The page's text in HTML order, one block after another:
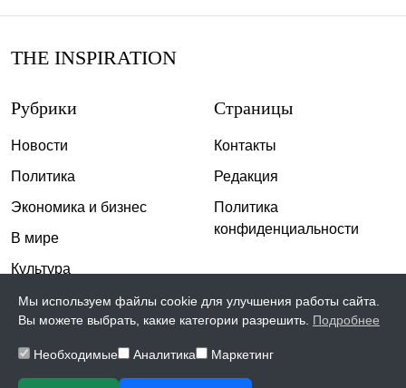
THE INSPIRATION
Рубрики
Новости
Политика
Экономика и бизнес
В мире
Культура
Спорт
Происшествия
Страницы
Контакты
Редакция
Политика
конфиденциальности
Мы используем файлы cookie для улучшения работы сайта.
Вы можете выбрать, какие категории разрешить. Подробнее
Необходимые Аналитика Маркетинг